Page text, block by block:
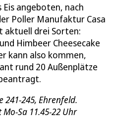
angeboten, nach
Poller Manufaktur Casa
aktuell drei Sorten:
Himbeer Cheesecake
kann also kommen,
rund 20 Außenplätze
241-245, Ehrenfeld.
Mo-Sa 11.45-22 Uhr